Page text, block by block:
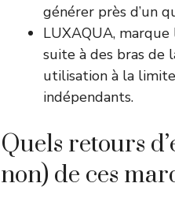
générer près d’un
LUXAQUA,
suite à des bras de
utilisation à la
indépendants.
Quels retours
non) de ces